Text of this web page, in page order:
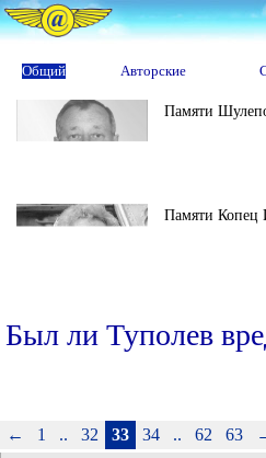
Общий Авторские
Памяти
Памяти
Был ли Туполев
← 1 .. 32 33 34 .. 62 63